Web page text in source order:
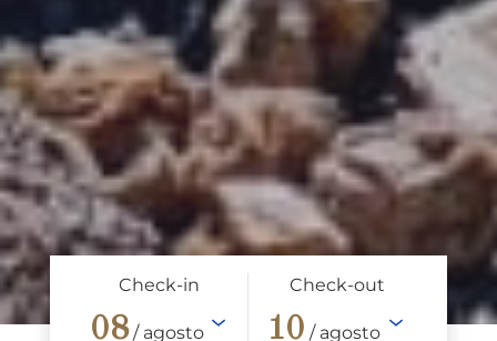
Check-in
08 / agosto
Check-out
10 / agosto